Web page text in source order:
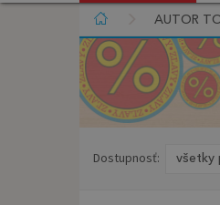
AUTOR
Dostupnosť: